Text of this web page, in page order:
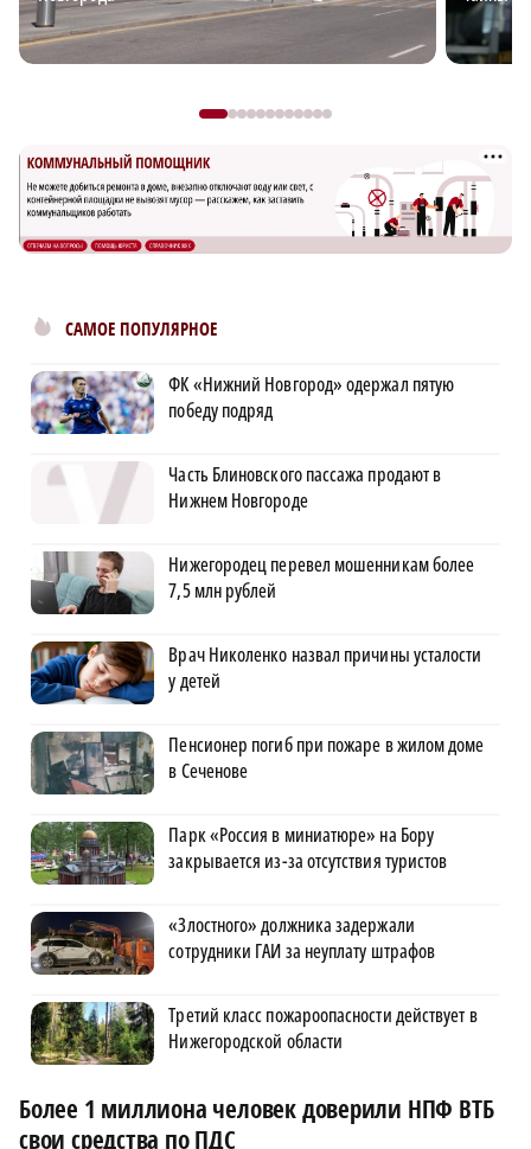
САМОЕ ПОПУЛЯРНОЕ
ФК «Нижний Новгород» одержал пятую
победу подряд
Часть Блиновского пассажа продают в
Нижнем Новгороде
Нижегородец перевел мошенникам более
7,5 млн рублей
Врач Николенко назвал причины усталости
у детей
Пенсионер погиб при пожаре в жилом доме
в Сеченове
Парк «Россия в миниатюре» на Бору
закрывается из-за отсутствия туристов
«Злостного» должника задержали
сотрудники ГАИ за неуплату штрафов
Третий класс пожароопасности действует в
Нижегородской области
Более 1 миллиона человек доверили НПФ ВТБ
свои средства по ПДС